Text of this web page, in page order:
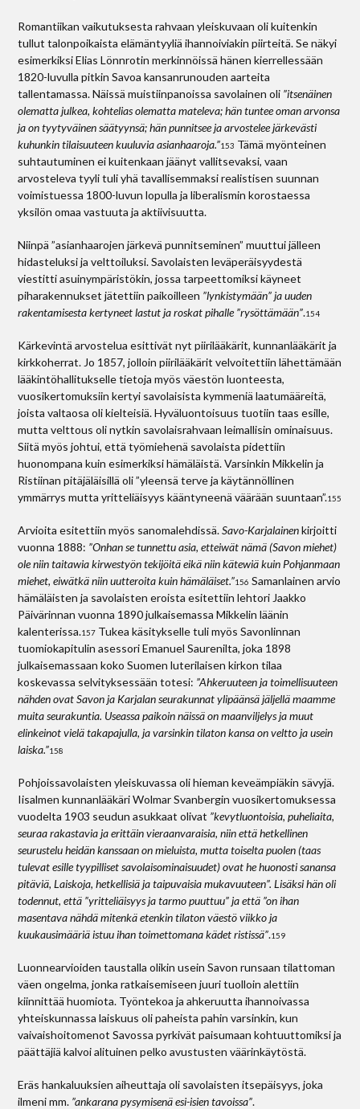
Romantiikan vaikutuksesta rahvaan yleiskuvaan oli kuitenkin
tullut talonpoikaista elämäntyyliä ihannoiviakin piirteitä. Se näkyi
esimerkiksi Elias Lönnrotin merkinnöissä hänen kierrellessään
1820-luvulla pitkin Savoa kansanrunouden aarteita
tallentamassa. Näissä muistiinpanoissa savolainen oli ”itsenäinen
olematta julkea, kohtelias olematta mateleva; hän tuntee oman arvonsa
ja on tyytyväinen säätyynsä; hän punnitsee ja arvostelee järkevästi
kuhunkin tilaisuuteen kuuluvia asianhaaroja.”153 Tämä myönteinen
suhtautuminen ei kuitenkaan jäänyt vallitsevaksi, vaan
arvosteleva tyyli tuli yhä tavallisemmaksi realistisen suunnan
voimistuessa 1800-luvun lopulla ja liberalismin korostaessa
yksilön omaa vastuuta ja aktiivisuutta.
Niinpä ”asianhaarojen järkevä punnitseminen” muuttui jälleen
hidasteluksi ja velttoiluksi. Savolaisten leväperäisyydestä
viestitti asuinympäristökin, jossa tarpeettomiksi käyneet
piharakennukset jätettiin paikoilleen ”lynkistymään” ja uuden
rakentamisesta kertyneet lastut ja roskat pihalle ”rysöttämään”.154
Kärkevintä arvostelua esittivät nyt piirilääkärit, kunnanlääkärit ja
kirkkoherrat. Jo 1857, jolloin piirilääkärit velvoitettiin lähettämään
lääkintöhallitukselle tietoja myös väestön luonteesta,
vuosikertomuksiin kertyi savolaisista kymmeniä laatumääreitä,
joista valtaosa oli kielteisiä. Hyväluontoisuus tuotiin taas esille,
mutta velttous oli nytkin savolaisrahvaan leimallisin ominaisuus.
Siitä myös johtui, että työmiehenä savolaista pidettiin
huonompana kuin esimerkiksi hämäläistä. Varsinkin Mikkelin ja
Ristiinan pitäjäläisillä oli ”yleensä terve ja käytännöllinen
ymmärrys mutta yritteliäisyys kääntyneenä väärään suuntaan”.155
Arvioita esitettiin myös sanomalehdissä.Savo-Karjalainenkirjoitti
vuonna 1888: ”Onhan se tunnettu asia, etteiwät nämä (Savon miehet)
ole niin taitawia kirwestyön tekijöitä eikä niin kätewiä kuin Pohjanmaan
miehet, eiwätkä niin uutteroita kuin hämäläiset.”156 Samanlainen arvio
hämäläisten ja savolaisten eroista esitettiin lehtori Jaakko
Päivärinnan vuonna 1890 julkaisemassa Mikkelin läänin
kalenterissa.157 Tukea käsitykselle tuli myös Savonlinnan
tuomiokapitulin asessori Emanuel Saurenilta, joka 1898
julkaisemassaan koko Suomen luterilaisen kirkon tilaa
koskevassa selvityksessään totesi: ”Ahkeruuteen ja toimellisuuteen
nähden ovat Savon ja Karjalan seurakunnat ylipäänsä jäljellä maamme
muita seurakuntia. Useassa paikoin näissä on maanviljelys ja muut
elinkeinot vielä takapajulla, ja varsinkin tilaton kansa on veltto ja usein
laiska.”158
Pohjoissavolaisten yleiskuvassa oli hieman keveämpiäkin sävyjä.
Iisalmen kunnanlääkäri Wolmar Svanbergin vuosikertomuksessa
vuodelta 1903 seudun asukkaat olivat ”kevytluontoisia, puheliaita,
seuraa rakastavia ja erittäin vieraanvaraisia, niin että hetkellinen
seurustelu heidän kanssaan on mieluista, mutta toiselta puolen (taas
tulevat esille tyypilliset savolaisominaisuudet) ovat he huonosti sanansa
pitäviä, Laiskoja, hetkellisiä ja taipuvaisia mukavuuteen”. Lisäksi hän oli
todennut, että ”yritteliäisyys ja tarmo puuttuu” ja että ”on ihan
masentava nähdä mitenkä etenkin tilaton väestö viikko­ ja
kuukausimääriä istuu ihan toimettomana kädet ristissä”.159
Luonnearvioiden taustalla olikin usein Savon runsaan tilattoman
väen ongelma, jonka ratkaisemiseen juuri tuolloin alettiin
kiinnittää huomiota. Työntekoa ja ahkeruutta ihannoivassa
yhteiskunnassa laiskuus oli paheista pahin varsinkin, kun
vaivaishoitomenot Savossa pyrkivät paisumaan kohtuuttomiksi ja
päättäjiä kalvoi alituinen pelko avustusten väärinkäytöstä.
Eräs hankaluuksien aiheuttaja oli savolaisten itsepäisyys, joka
ilmeni mm. ”ankarana pysymisenä esi-isien tavoissa”.